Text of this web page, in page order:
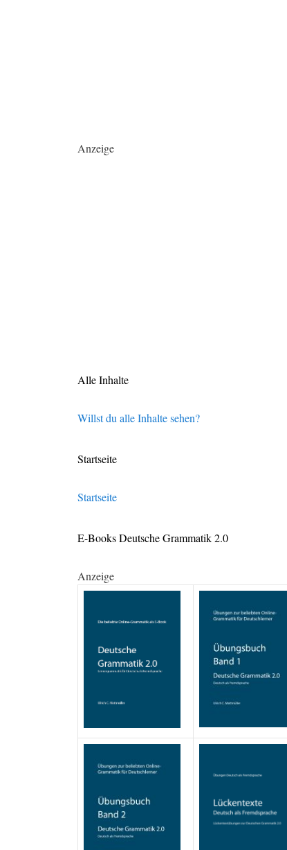
Anzeige
Alle Inhalte
Willst du alle Inhalte sehen?
Startseite
Startseite
E-Books Deutsche Grammatik 2.0
Anzeige